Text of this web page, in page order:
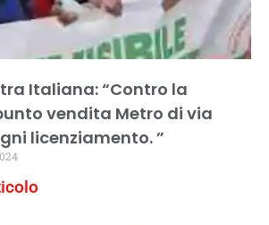
Italiana: “Contro la
vendita Metro di via
licenziamento. ”